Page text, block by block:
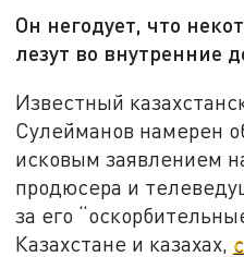
Он негодует, что
лезут во внутренние
Известный
Сулейманов намерен
исковым заявлением
продюсера и
за его
Казахстане и казахах,